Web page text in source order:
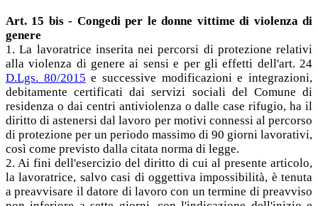
Art. 15 bis - Congedi per le donne vittime di violenza di
genere
1. La lavoratrice inserita nei percorsi di protezione relativi
alla violenza di genere ai sensi e per gli effetti dell'art. 24
D.Lgs. 80/2015 e successive modificazioni e integrazioni,
debitamente certificati dai servizi sociali del Comune di
residenza o dai centri antiviolenza o dalle case rifugio, ha il
diritto di astenersi dal lavoro per motivi connessi al percorso
di protezione per un periodo massimo di 90 giorni lavorativi,
così come previsto dalla citata norma di legge.
2. Ai fini dell'esercizio del diritto di cui al presente articolo,
la lavoratrice, salvo casi di oggettiva impossibilità, è tenuta
a preavvisare il datore di lavoro con un termine di preavviso